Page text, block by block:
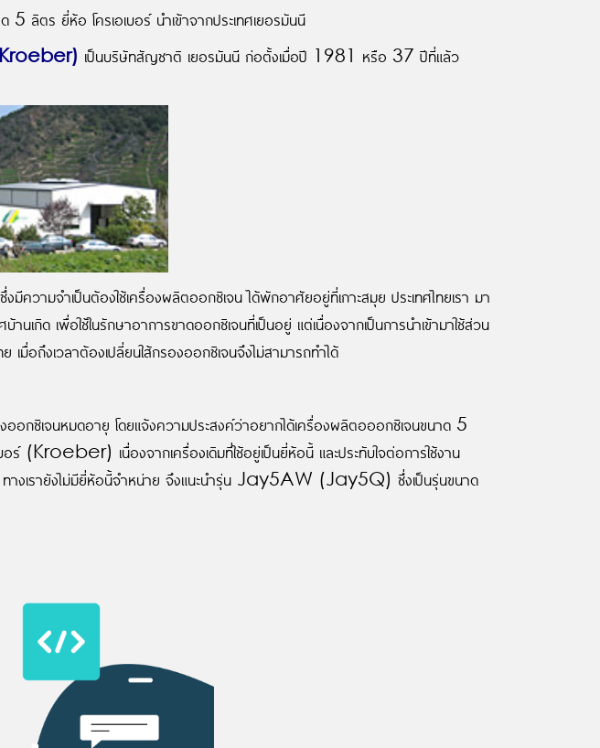
5 ลิตร ยี่ห้อ โครเอเบอร์ นำเข้าจากประเทศเยอรมันนี
(Kroeber) เป็นบริษัทสัญชาติ เยอรมันนี ก่อตั้งเมื่อปี 1981 หรือ 37 ปีที่แล้ว
ความจำเป็นต้องใช้เครื่องผลิตออกซิเจน ได้พักอาศัยอยู่ที่เกาะสมุย ประเทศไทยเรา มา
นเกิด เพื่อใช้ในรักษาอาการขาดออกซิเจนที่เป็นอยู่ แต่เนื่องจากเป็นการนำเข้ามาใช้ส่วน
เมื่อถึงเวลาต้องเปลี่ยนใส้กรองออกซิเจนจึงไม่สามารถทำได้
ออกซิเจนหมดอายุ โดยแจ้งความประสงค์ว่าอยากได้เครื่องผลิตอออกซิเจนขนาด 5
อร์ (Kroeber) เนื่องจากเครื่องเดิมที่ใช้อยู่เป็นยี่ห้อนี้ และประทับใจต่อการใช้งาน
นั้น ทางเรายังไม่มียี่ห้อนี้จำหน่าย จึงแนะนำรุ่น Jay5AW (Jay5Q) ซึ่งเป็นรุ่นขนาด